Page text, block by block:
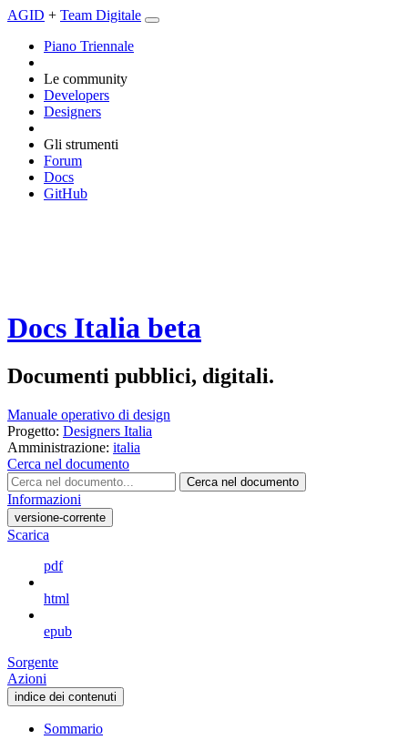
AGID + Team Digitale
Piano Triennale
Le community
Developers
Designers
Gli strumenti
Forum
Docs
GitHub
Docs Italia beta
Documenti pubblici, digitali.
Manuale operativo di design
Progetto: Designers Italia
Amministrazione: italia
Cerca nel documento
Cerca nel documento
Informazioni
versione-corrente
Scarica
pdf
html
epub
Sorgente
Azioni
indice dei contenuti
Sommario